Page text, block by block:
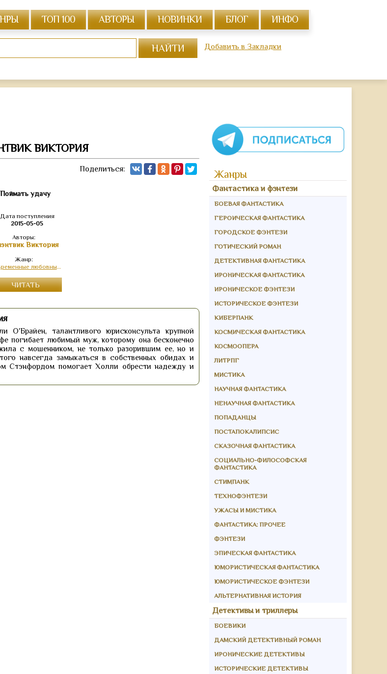
ТОП 100 АВТОРЫ НОВИНКИ БЛОГ ИНФО
Добавить в Закладки
ВИКТОРИЯ
Поделиться:
Поймать удачу
Дата поступления
2015-05-05
Авторы:
Виктория
Жанр:
Современные любовные романы
ЧИТАТЬ
талантливого юрисконсульта крупной
погибает любимый муж, которому она бесконечно
с мошенником, не только разорившим ее, но и
навсегда замыкаться в собственных обидах и
Стэнфордом помогает Холли обрести надежду и
Жанры
Фантастика и фэнтези
БОЕВАЯ ФАНТАСТИКА
ГЕРОИЧЕСКАЯ ФАНТАСТИКА
ГОРОДСКОЕ ФЭНТЕЗИ
ГОТИЧЕСКИЙ РОМАН
ДЕТЕКТИВНАЯ ФАНТАСТИКА
ИРОНИЧЕСКАЯ ФАНТАСТИКА
ИРОНИЧЕСКОЕ ФЭНТЕЗИ
ИСТОРИЧЕСКОЕ ФЭНТЕЗИ
КИБЕРПАНК
КОСМИЧЕСКАЯ ФАНТАСТИКА
КОСМООПЕРА
ЛИТРПГ
МИСТИКА
НАУЧНАЯ ФАНТАСТИКА
НЕНАУЧНАЯ ФАНТАСТИКА
ПОПАДАНЦЫ
ПОСТАПОКАЛИПСИС
СКАЗОЧНАЯ ФАНТАСТИКА
СОЦИАЛЬНО-ФИЛОСОФСКАЯ
ФАНТАСТИКА
СТИМПАНК
ТЕХНОФЭНТЕЗИ
УЖАСЫ И МИСТИКА
ФАНТАСТИКА: ПРОЧЕЕ
ФЭНТЕЗИ
ЭПИЧЕСКАЯ ФАНТАСТИКА
ЮМОРИСТИЧЕСКАЯ ФАНТАСТИКА
ЮМОРИСТИЧЕСКОЕ ФЭНТЕЗИ
АЛЬТЕРНАТИВНАЯ ИСТОРИЯ
Детективы и триллеры
БОЕВИКИ
ДАМСКИЙ ДЕТЕКТИВНЫЙ РОМАН
ИРОНИЧЕСКИЕ ДЕТЕКТИВЫ
ИСТОРИЧЕСКИЕ ДЕТЕКТИВЫ